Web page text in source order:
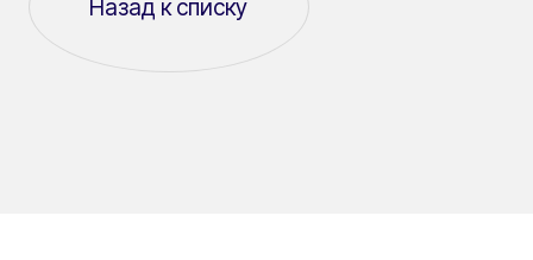
Назад к списку